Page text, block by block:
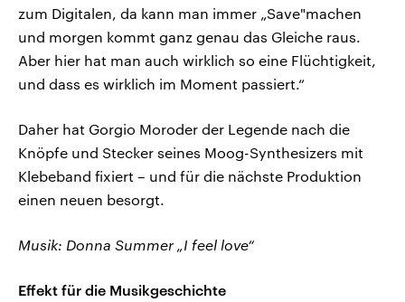
zum Digitalen, da kann man immer „Save"machen
und morgen kommt ganz genau das Gleiche raus.
Aber hier hat man auch wirklich so eine Flüchtigkeit,
und dass es wirklich im Moment passiert.“
Daher hat Gorgio Moroder der Legende nach die
Knöpfe und Stecker seines Moog-Synthesizers mit
Klebeband fixiert – und für die nächste Produktion
einen neuen besorgt.
Musik: Donna Summer „I feel love“
Effekt für die Musikgeschichte